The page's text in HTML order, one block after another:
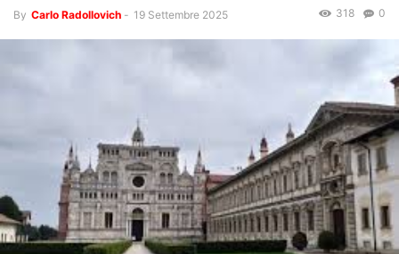
By Carlo Radollovich - 19 Settembre 2025 0
318